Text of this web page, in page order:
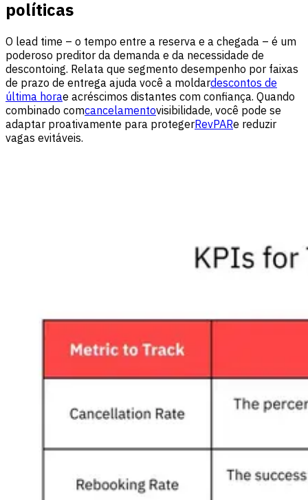
políticas
O lead time – o tempo entre a reserva e a chegada – é um
poderoso preditor da demanda e da necessidade de
descontoing. Relata que segmento desempenho por faixas
de prazo de entrega ajuda você a moldardescontos de
última horae acréscimos distantes com confiança. Quando
combinado comcancelamentovisibilidade, você pode se
adaptar proativamente para protegerRevPARe reduzir
vagas evitáveis.